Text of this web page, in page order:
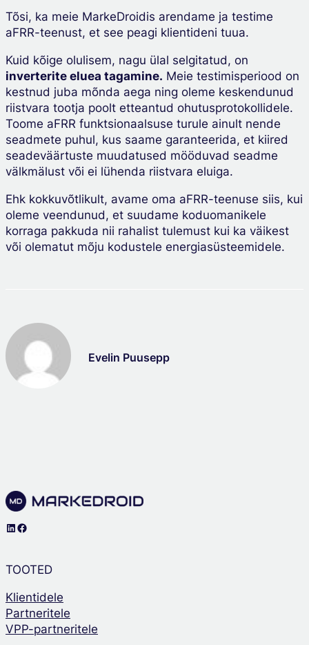
Tõsi, ka meie MarkeDroidis arendame ja testime
aFRR-teenust, et see peagi klientideni tuua.
Kuid kõige olulisem, nagu ülal selgitatud, on
inverterite eluea tagamine. Meie testimisperiood on
kestnud juba mõnda aega ning oleme keskendunud
riistvara tootja poolt etteantud ohutusprotokollidele.
Toome aFRR funktsionaalsuse turule ainult nende
seadmete puhul, kus saame garanteerida, et kiired
seadeväärtuste muudatused mööduvad seadme
välkmälust või ei lühenda riistvara eluiga.
Ehk kokkuvõtlikult, avame oma aFRR-teenuse siis, kui
oleme veendunud, et suudame koduomanikele
korraga pakkuda nii rahalist tulemust kui ka väikest
või olematut mõju kodustele energiasüsteemidele.
Evelin Puusepp
LinkedIn Facebook
TOOTED
Klientidele
Partneritele
VPP-partneritele